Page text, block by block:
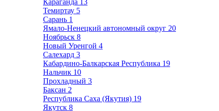
Караганда 13
Темиртау 5
Сарань 1
Ямало-Ненецкий автономный округ 20
Ноябрьск 8
Новый Уренгой 4
Салехард 3
Кабардино-Балкарская Республика 19
Нальчик 10
Прохладный 3
Баксан 2
Республика Саха (Якутия) 19
Якутск 8